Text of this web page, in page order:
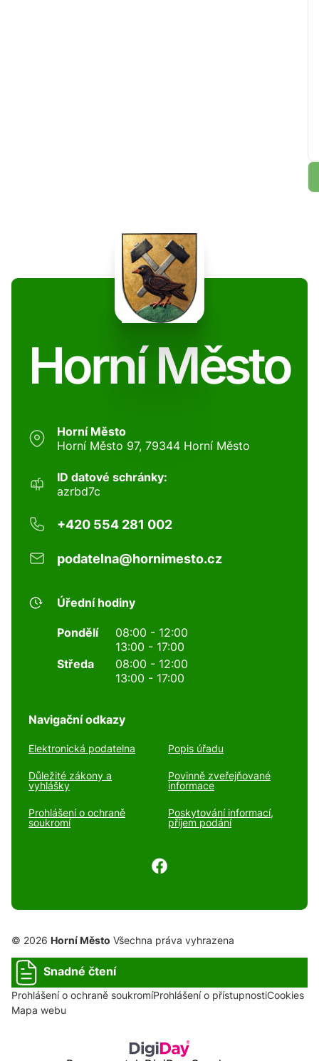
Horní Město
Horní Město
Horní Město 97, 79344 Horní Město
ID datové schránky:
azrbd7c
+420 554 281 002
podatelna@hornimesto.cz
Úřední hodiny
Pondělí
08:00 - 12:00
13:00 - 17:00
Středa
08:00 - 12:00
13:00 - 17:00
Navigační odkazy
Elektronická podatelna Popis úřadu
Důležité zákony a
vyhlášky
Povinně zveřejňované
informace
Prohlášení o ochraně
soukromí
Poskytování informací,
příjem podání
© 2026 Horní Město Všechna práva vyhrazena
Snadné čtení
Prohlášení o ochraně soukromíProhlášení o přístupnostiCookies
Mapa webu